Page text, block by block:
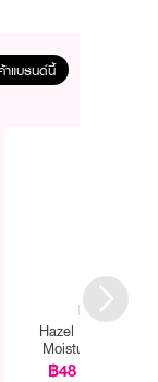
แบรนด์นี้
FUJI
Hazel Aloe Snow
Moisturising Gel
฿48